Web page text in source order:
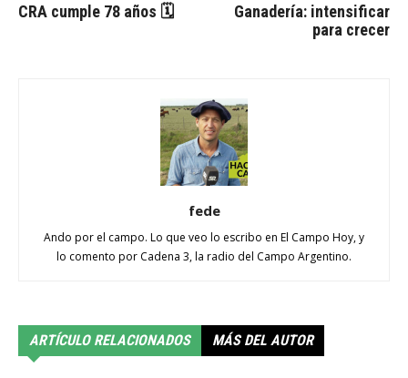
CRA cumple 78 años 🗓
Ganadería: intensificar
para crecer
fede
Ando por el campo. Lo que veo lo escribo en El Campo Hoy, y
lo comento por Cadena 3, la radio del Campo Argentino.
ARTÍCULO RELACIONADOS MÁS DEL AUTOR